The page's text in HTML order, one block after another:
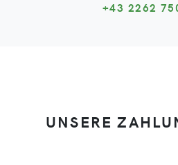
+43 2262
UNSERE